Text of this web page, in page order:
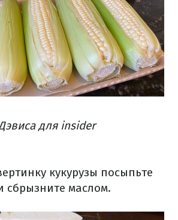
для insider
кукурузы посыпьте
сбрызните маслом.